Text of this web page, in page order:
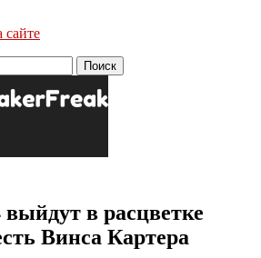
сайте
в расцветке
Винса Картера